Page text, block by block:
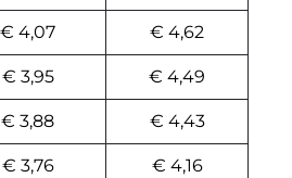
€ 4,07 € 4,62
€ 3,95 € 4,49
€ 3,88 € 4,43
€ 3,76 € 4,16